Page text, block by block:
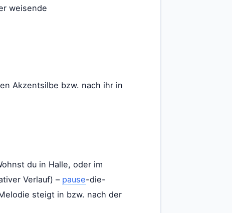
weisende
Akzentsilbe bzw. nach ihr in
du in Halle, oder im
Verlauf) – pause-die-
steigt in bzw. nach der